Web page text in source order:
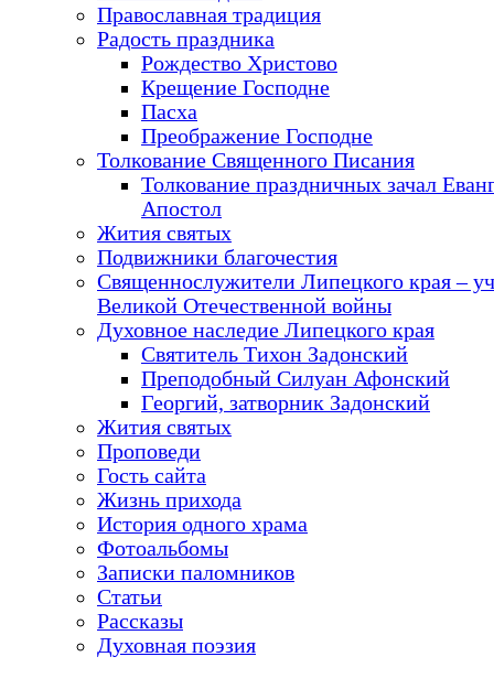
Православная традиция
Радость праздника
Рождество Христово
Крещение Господне
Пасха
Преображение Господне
Толкование Священного Писания
Толкование праздничных зачал
Апостол
Жития святых
Подвижники благочестия
Священнослужители Липецкого края –
Великой Отечественной войны
Духовное наследие Липецкого края
Святитель Тихон Задонский
Преподобный Силуан Афонский
Георгий, затворник Задонский
Жития святых
Проповеди
Гость сайта
Жизнь прихода
История одного храма
Фотоальбомы
Записки паломников
Статьи
Рассказы
Духовная поэзия